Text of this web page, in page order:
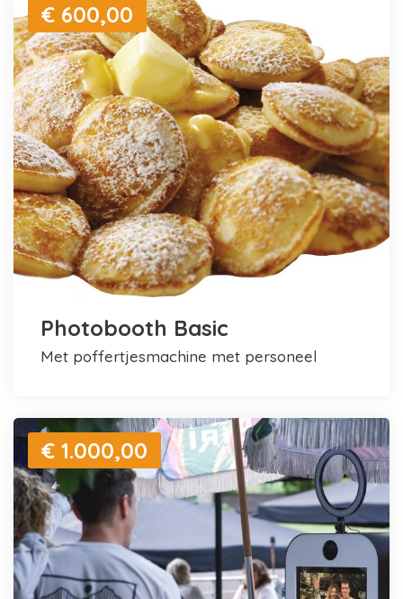
€ 600,00
Photobooth Basic
met poffertjesmachine met personeel
€ 1.000,00